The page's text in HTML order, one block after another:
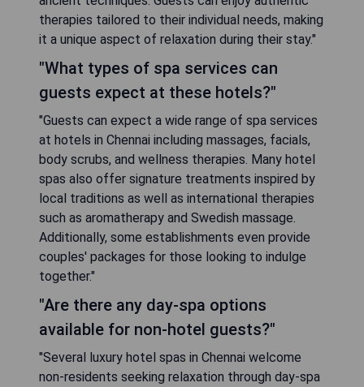
therapies tailored to their individual needs, making
it a unique aspect of relaxation during their stay."
"What types of spa services can
guests expect at these hotels?"
"Guests can expect a wide range of spa services
at hotels in Chennai including massages, facials,
body scrubs, and wellness therapies. Many hotel
spas also offer signature treatments inspired by
local traditions as well as international therapies
such as aromatherapy and Swedish massage.
Additionally, some establishments even provide
couples' packages for those looking to indulge
together."
"Are there any day-spa options
available for non-hotel guests?"
"Several luxury hotel spas in Chennai welcome
non-residents seeking relaxation through day-spa